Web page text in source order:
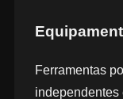
Ferramentas
independentes